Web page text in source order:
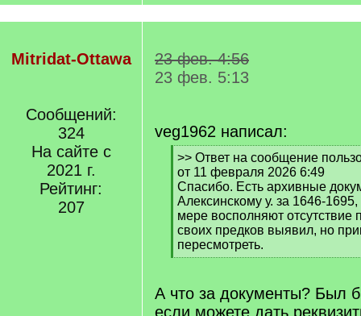
Mitridat-Ottawa
Сообщений:
324
На сайте с
2021 г.
Рейтинг:
207
23 фев. 4:56
23 фев. 5:13
veg1962 написал:
[
q
]
>> Ответ на сообщение
от 11 февраля 2026 6:49
Спасибо. Есть архивные
Алексинскому у. за 1646-
мере восполняют отсутствие
своих предков выявил, но
пересмотреть.
[
q
А что за документы? Был
если можете дать